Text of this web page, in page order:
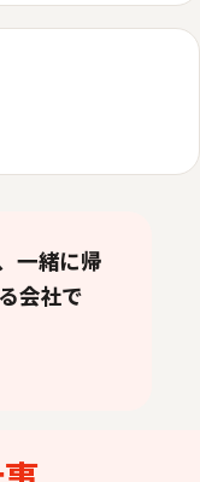
一緒に帰
会社で